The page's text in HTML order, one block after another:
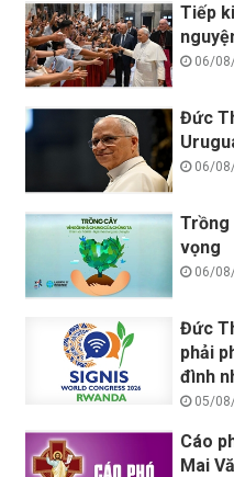
Tiếp
06/
Đức
06/
Trồng
vọng
06/
Đức
phải
đình
05/
Cáo
Mai